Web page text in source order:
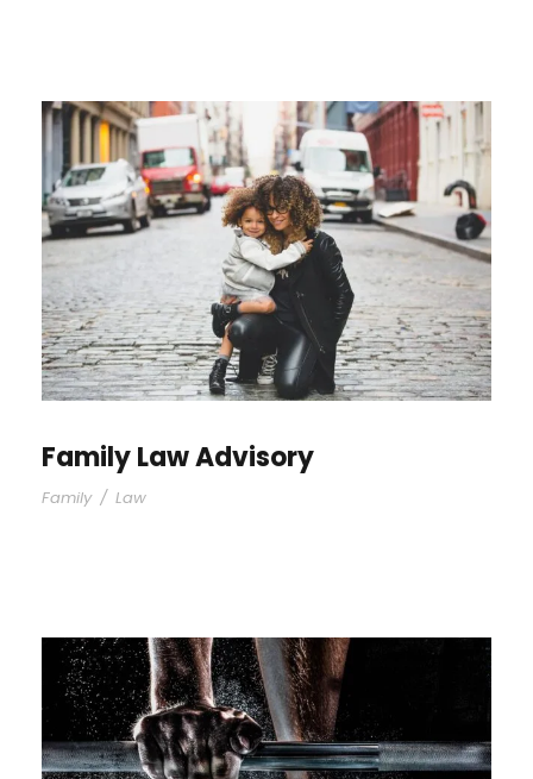
Family Law Advisory
Family / Law